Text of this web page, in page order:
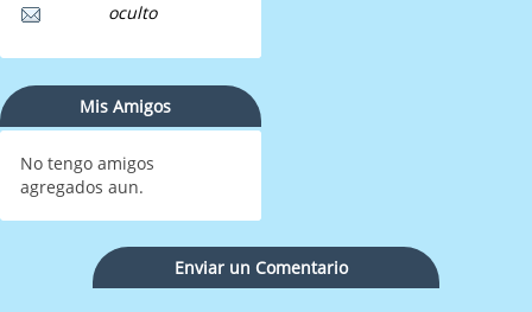
oculto
Mis Amigos
No tengo amigos
agregados aun.
Enviar un Comentario